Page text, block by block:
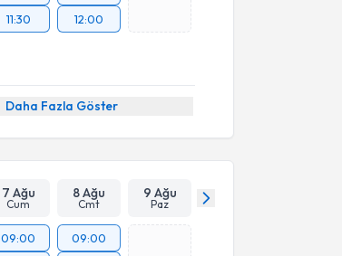
11:30
12:00
Daha Fazla Göster
7 Ağu
Cum
8 Ağu
Cmt
9 Ağu
Paz
09:00
09:00